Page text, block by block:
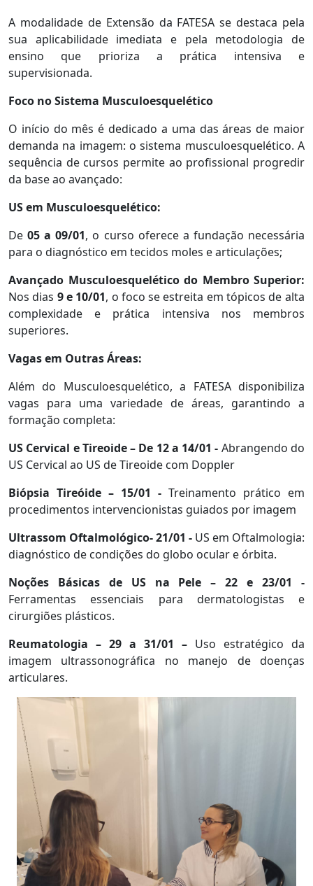
A modalidade de Extensão da FATESA se destaca pela
sua aplicabilidade imediata e pela metodologia de
ensino que prioriza a prática intensiva e
supervisionada.
Foco no Sistema Musculoesquelético
O início do mês é dedicado a uma das áreas de maior
demanda na imagem: o sistema musculoesquelético. A
sequência de cursos permite ao profissional progredir
da base ao avançado:
US em Musculoesquelético:
De05 a 09/01, o curso oferece a fundação necessária
para o diagnóstico em tecidos moles e articulações;
Avançado Musculoesquelético do Membro Superior:
Nos dias 9 e 10/01, o foco se estreita em tópicos de alta
complexidade e prática intensiva nos membros
superiores.
Vagas em Outras Áreas:
Além do Musculoesquelético, a FATESA disponibiliza
vagas para uma variedade de áreas, garantindo a
formação completa:
US Cervical e Tireoide – De 12 a 14/01 - Abrangendo do
US Cervical ao US de Tireoide com Doppler
Biópsia Tireóide – 15/01 - Treinamento prático em
procedimentos intervencionistas guiados por imagem
Ultrassom Oftalmológico- 21/01 - US em Oftalmologia:
diagnóstico de condições do globo ocular e órbita.
Noções Básicas de US na Pele – 22 e 23/01 -
Ferramentas essenciais para dermatologistas e
cirurgiões plásticos.
Reumatologia – 29 a 31/01 – Uso estratégico da
imagem ultrassonográfica no manejo de doenças
articulares.